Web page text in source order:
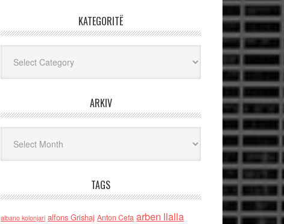
KATEGORITË
ARKIV
TAGS
albano kolonjari alfons Grishaj Anton Cefa arben llalla